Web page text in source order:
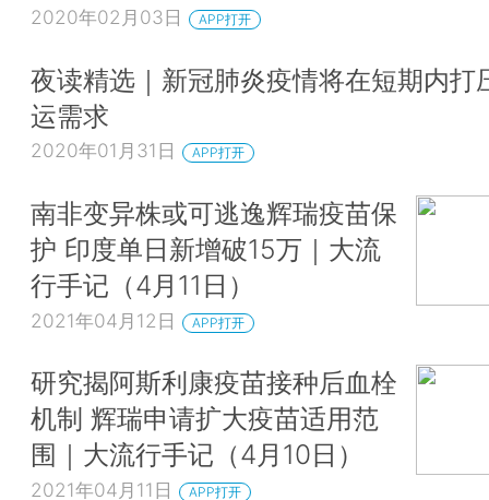
2020年02月03日 APP打开
夜读精选｜新冠肺炎疫情将在短期内打
运需求
2020年01月31日 APP打开
南非变异株或可逃逸辉瑞疫苗保
护 印度单日新增破15万｜大流
行手记（4月11日）
2021年04月12日 APP打开
研究揭阿斯利康疫苗接种后血栓
机制 辉瑞申请扩大疫苗适用范
围｜大流行手记（4月10日）
2021年04月11日 APP打开